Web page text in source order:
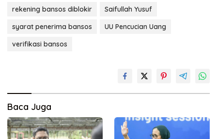
rekening bansos diblokir
Saifullah Yusuf
syarat penerima bansos
UU Pencucian Uang
verifikasi bansos
Baca Juga